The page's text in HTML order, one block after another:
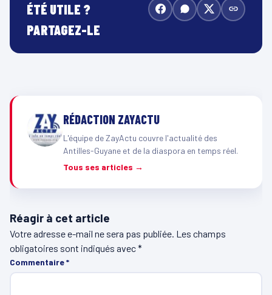
ÉTÉ UTILE ?
PARTAGEZ-LE
RÉDACTION ZAYACTU
L'équipe de ZayActu couvre l'actualité des
Antilles-Guyane et de la diaspora en temps réel.
Tous ses articles →
Réagir à cet article
Votre adresse e-mail ne sera pas publiée. Les champs
obligatoires sont indiqués avec*
Commentaire*